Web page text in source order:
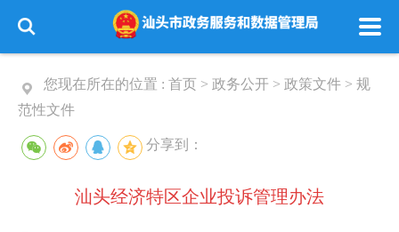
您现在所在的位置 : 首页 > 政务公开 > 政策文件 > 规
范性文件
分享到：
汕头经济特区企业投诉管理办法